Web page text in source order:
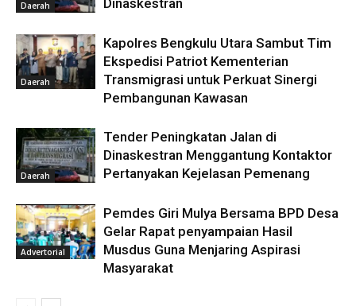
Daerah
Dinaskestran
Daerah
Kapolres Bengkulu Utara Sambut Tim
Ekspedisi Patriot Kementerian
Transmigrasi untuk Perkuat Sinergi
Pembangunan Kawasan
Daerah
Tender Peningkatan Jalan di
Dinaskestran Menggantung Kontaktor
Pertanyakan Kejelasan Pemenang
Advertorial
Pemdes Giri Mulya Bersama BPD Desa
Gelar Rapat penyampaian Hasil
Musdus Guna Menjaring Aspirasi
Masyarakat